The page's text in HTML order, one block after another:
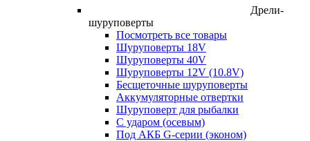
Дрели-
шуруповерты
Посмотреть все товары
Шуруповерты 18V
Шуруповерты 40V
Шуруповерты 12V (10.8V)
Бесщеточные шуруповерты
Аккумуляторные отвертки
Шуруповерт для рыбалки
С ударом (осевым)
Под АКБ G-серии (эконом)